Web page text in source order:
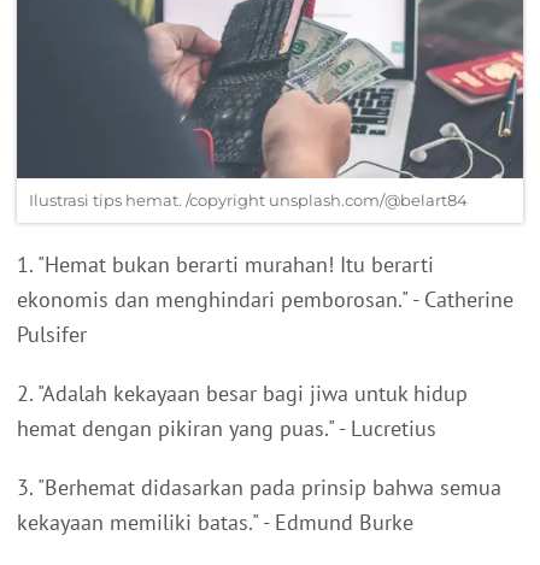
Ilustrasi tips hemat. /copyright unsplash.com/@belart84
1. "Hemat bukan berarti murahan! Itu berarti
ekonomis dan menghindari pemborosan." - Catherine
Pulsifer
2. "Adalah kekayaan besar bagi jiwa untuk hidup
hemat dengan pikiran yang puas." - Lucretius
3. "Berhemat didasarkan pada prinsip bahwa semua
kekayaan memiliki batas." - Edmund Burke